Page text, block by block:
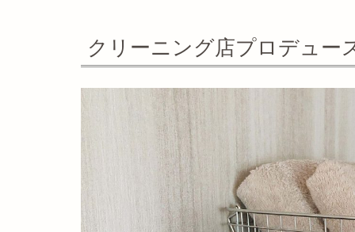
クリーニング店プロデュー